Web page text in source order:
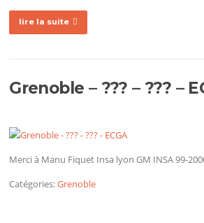
lire la suite
Grenoble – ??? – ??? –
Merci à Manu Fiquet Insa lyon GM INSA 99-
Catégories:Grenoble